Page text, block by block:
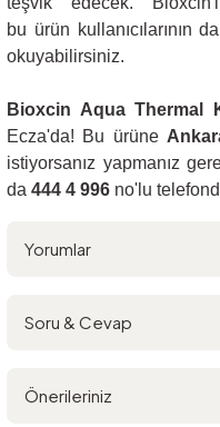
bu ürün kullanıcılarının
okuyabilirsiniz.
Bioxcin Aqua Thermal
Ecza'da! Bu ürüne
istiyorsanız yapmanız
da 444 4 996 no'lu
Yorumlar
Soru & Cevap
Önerileriniz